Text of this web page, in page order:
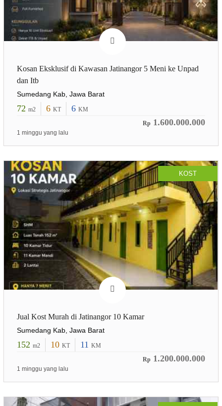
Kosan Eksklusif di Kawasan Jatinangor 5 Meni ke Unpad
dan Itb
Sumedang Kab, Jawa Barat
72 m2 6 KT 6 KM
Rp 1.600.000.000
1 minggu yang lalu
KOST
Jual Kost Murah di Jatinangor 10 Kamar
Sumedang Kab, Jawa Barat
152 m2 10 KT 11 KM
Rp 1.200.000.000
1 minggu yang lalu